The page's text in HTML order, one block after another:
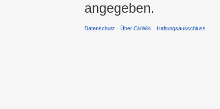
angegeben.
Datenschutz Über CivWiki Haftungsausschluss